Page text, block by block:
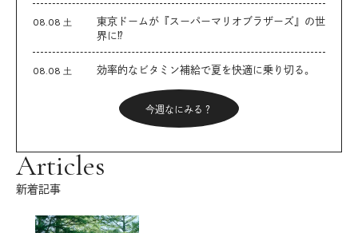
08.08 土
東京ドームが『スーパーマリオブラザーズ』の世
界に⁉︎
08.08 土 効率的なビタミン補給で夏を快適に乗り切る。
今週なにみる？
Articles
新着記事